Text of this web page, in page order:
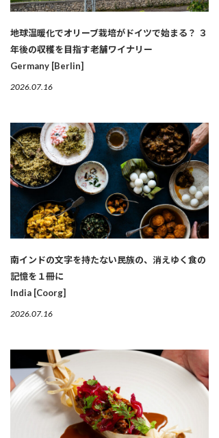
地球温暖化でオリーブ栽培がドイツで始まる？ ３
年後の収穫を目指す老舗ワイナリー
Germany [Berlin]
2026.07.16
南インドの文字を持たない民族の、消えゆく食の
記憶を１冊に
India [Coorg]
2026.07.16